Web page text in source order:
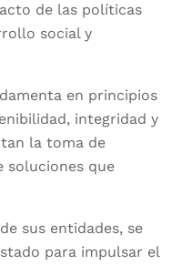
de las políticas
social y
en principios
integridad y
la toma de
soluciones que
sus entidades, se
para impulsar el